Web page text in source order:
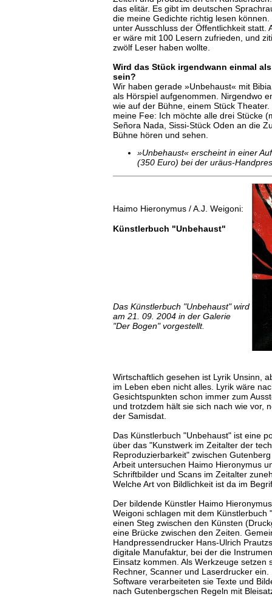
das elitär. Es gibt im deutschen
die meine Gedichte richtig lesen
unter Ausschluss der Öffentlichkeit statt.
er wäre mit 100 Lesern zufrieden, und
zwölf Leser haben wollte.
Wird das Stück irgendwann einmal
sein?
Wir haben gerade »Unbehaust« mit
als Hörspiel aufgenommen. Nirgendwo
wie auf der Bühne, einem Stück
meine Fee: Ich möchte alle drei Stücke
Señora Nada, Sissi-Stück Oden an die
Bühne hören und sehen.
»Unbehaust« erscheint in einer
(350 Euro) bei der uräus-
Haimo Hieronymus / A.J. Weigoni:
Künstlerbuch "Unbehaust"
Das Künstlerbuch "Unbehaust" wird
am 21. 09. 2004 in der Galerie
"Der Bogen" vorgestellt.
Wirtschaftlich gesehen ist Lyrik Unsinn,
im Leben eben nicht alles. Lyrik wäre
Gesichtspunkten schon immer zum
und trotzdem hält sie sich nach wie vor,
der Samisdat.
Das Künstlerbuch "Unbehaust" ist eine
über das "Kunstwerk im Zeitalter der
Reproduzierbarkeit" zwischen
Arbeit untersuchen Haimo Hieronymus
Schriftbilder und Scans im Zeitalter
Welche Art von Bildlichkeit ist da im
Der bildende Künstler Haimo
Weigoni schlagen mit dem Künstlerbuch
einen Steg zwischen den Künsten
eine Brücke zwischen den Zeiten.
Handpressendrucker Hans-Ulrich
digitale Manufaktur, bei der die
Einsatz kommen. Als Werkzeuge setzen
Rechner, Scanner und Laserdrucker
Software verarbeiteten sie Texte und
nach Gutenbergschen Regeln mit